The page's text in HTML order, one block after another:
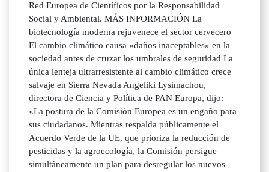
Red Europea de Científicos por la Responsabilidad
Social y Ambiental. MÁS INFORMACIÓN La
biotecnología moderna rejuvenece el sector cervecero
El cambio climático causa «daños inaceptables» en la
sociedad antes de cruzar los umbrales de seguridad La
única lenteja ultrarresistente al cambio climático crece
salvaje en Sierra Nevada Angeliki Lysimachou,
directora de Ciencia y Política de PAN Europa, dijo:
«La postura de la Comisión Europea es un engaño para
sus ciudadanos. Mientras respalda públicamente el
Acuerdo Verde de la UE, que prioriza la reducción de
pesticidas y la agroecología, la Comisión persigue
simultáneamente un plan para desregular los nuevos